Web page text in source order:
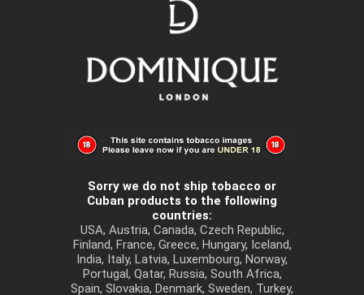
Sorry we do not ship tobacco or
Cuban products to the following
countries:
USA, Austria, Canada, Czech Republic,
Finland, France, Greece, Hungary, Iceland,
India, Italy, Latvia, Luxembourg, Norway,
Portugal, Qatar, Russia, South Africa,
Spain, Slovakia, Denmark, Sweden, Turkey,